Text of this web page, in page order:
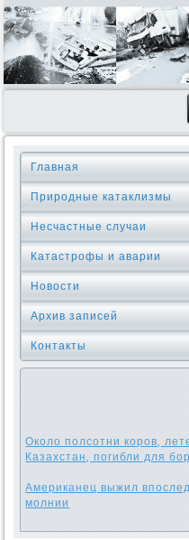
Главная
Природные катаклизмы
Несчастные случаи
Катастрофы и аварии
Новости
Архив записей
Контакты
Около полсотни коров,
Казахстан, погибли для
Американец выжил
молнии